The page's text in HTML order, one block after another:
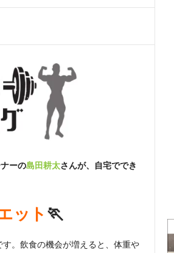
ーの島田耕太さんが、自宅ででき
ット🏃
。飲食の機会が増えると、体重や